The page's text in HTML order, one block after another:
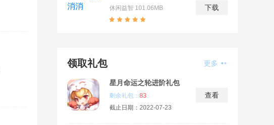
休闲益智 101.06MB 下载
领取礼包 更多
星月命运之轮进阶礼包
剩余礼包： 83
截止日期： 2022-07-23
查看